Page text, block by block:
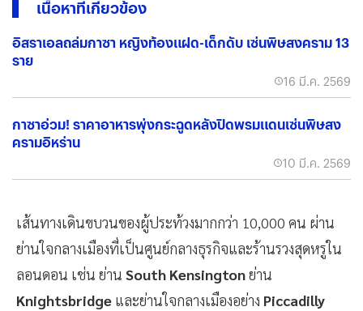
เนื้อหาที่เกี่ยวข้อง
อิสราเอลถล่มกาซา หญิงท้องแฝด-เด็กดับ เซ่นพิษสงคราม 13
ราย
16 มี.ค. 2569
กาซาอ่วม! ราคาอาหารพุ่งกระฉูดหลังปิดพรมแดนเซ่นพิษสง
ครามอิหร่าน
10 มี.ค. 2569
เส้นทางเดินขบวนของผู้ประท้วงมากกว่า 10,000 คน ผ่าน
ย่านใจกลางเมืองที่เป็นศูนย์กลางธุรกิจและร้านรวงสุดหรูใน
ลอนดอน เช่น ย่าน South Kensingtonย่าน
Knightsbridge และย่านใจกลางเมืองอย่าง Piccadilly